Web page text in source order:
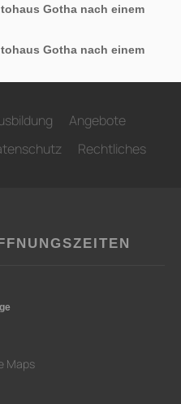
Gotha nach einem
Gotha nach einem
Angebote
Rechtliches
Maps